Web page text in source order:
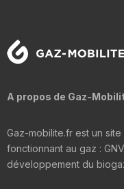
A propos de Gaz-
Gaz-mobilite.fr est un
fonctionnant au gaz :
développement du